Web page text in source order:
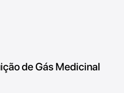
de Gás Medicinal